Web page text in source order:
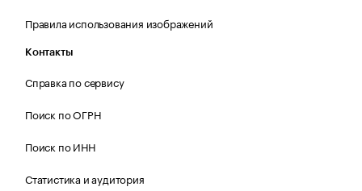
Правила использования изображений
Контакты
Справка по сервису
Поиск по ОГРН
Поиск по ИНН
Статистика и аудитория